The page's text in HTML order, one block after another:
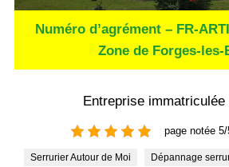
Numéro d’agrément – FR-
Zone de Forges-les-
Entreprise immatriculée
page notée
Serrurier Autour de Moi Dépannage